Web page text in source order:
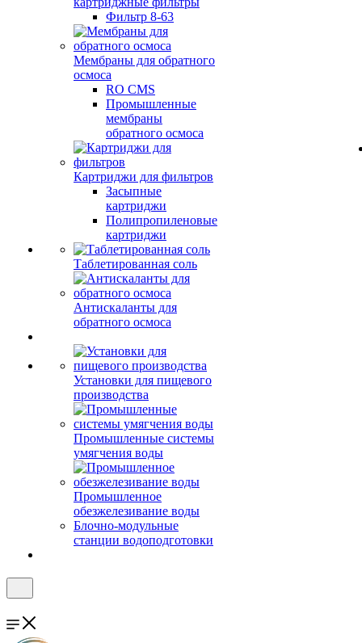
Фильтр 8-63
Мембраны для обратного
осмоса
RO CMS
Промышленные
мембраны
обратного осмоса
Картриджи для фильтров
Засыпные
картриджи
Полипропиленовые
картриджи
Таблетированная соль
Антискаланты для
обратного осмоса
Установки для пищевого
производства
Промышленные системы
умягчения воды
Промышленное
обезжелезивание воды
Блочно-модульные
станции водоподготовки